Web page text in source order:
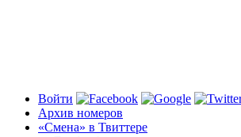
Войти
Архив номеров
«Смена» в Твиттере